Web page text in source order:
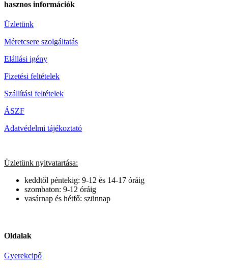
hasznos információk
Üzletünk
Méretcsere szolgáltatás
Elállási igény
Fizetési feltételek
Szállítási feltételek
ÁSZF
Adatvédelmi tájékoztató
Üzletünk nyitvatartása:
keddtől péntekig: 9-12 és 14-17 óráig
szombaton: 9-12 óráig
vasárnap és hétfő: szünnap
Oldalak
Gyerekcipő